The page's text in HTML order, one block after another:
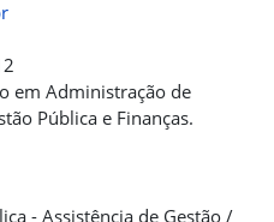
em Administração de
Pública e Finanças.
- Assistência de Gestão /